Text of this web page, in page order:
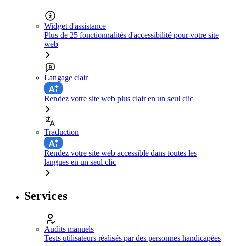
Widget d'assistance
Plus de 25 fonctionnalités d'accessibilité pour votre site
web
Langage clair
Rendez votre site web plus clair en un seul clic
Traduction
Rendez votre site web accessible dans toutes les
langues en un seul clic
Services
Audits manuels
Tests utilisateurs réalisés par des personnes handicapées